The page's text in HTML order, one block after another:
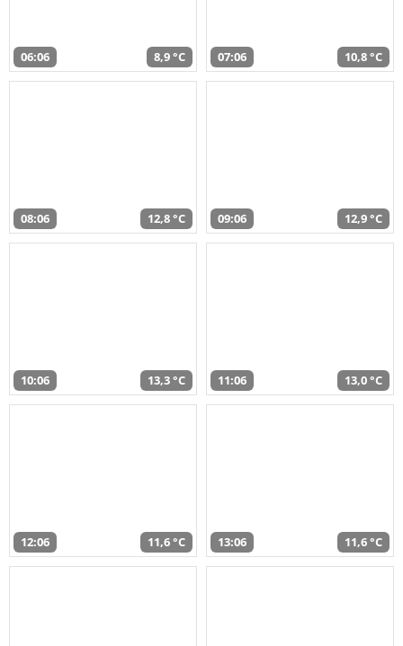
06:06 8,9 °C 07:06 10,8 °C
08:06 12,8 °C 09:06 12,9 °C
10:06 13,3 °C 11:06 13,0 °C
12:06 11,6 °C 13:06 11,6 °C